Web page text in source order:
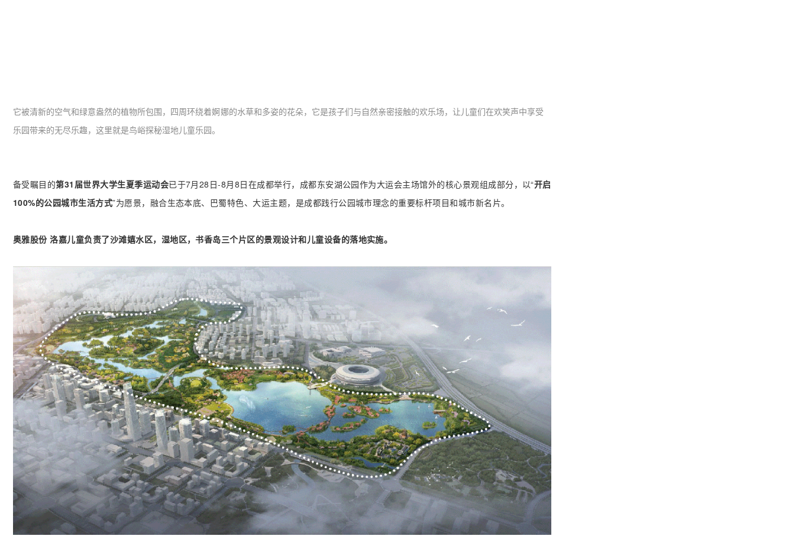
它被清新的空气和绿意盎然的植物所包围，四周环绕着婀娜的水草和多姿的花朵，它是孩子们与自然亲密接触的欢乐场，让儿童们在欢笑声中享受
乐园带来的无尽乐趣，这里就是鸟峪探秘湿地儿童乐园。
备受瞩目的第31届世界大学生夏季运动会已于7月28日-8月8日在成都举行，成都东安湖公园作为大运会主场馆外的核心景观组成部分，以“开启
100%的公园城市生活方式”为愿景，融合生态本底、巴蜀特色、大运主题，是成都践行公园城市理念的重要标杆项目和城市新名片。
奥雅股份 洛嘉儿童负责了沙滩嬉水区，湿地区，书香岛三个片区的景观设计和儿童设备的落地实施。